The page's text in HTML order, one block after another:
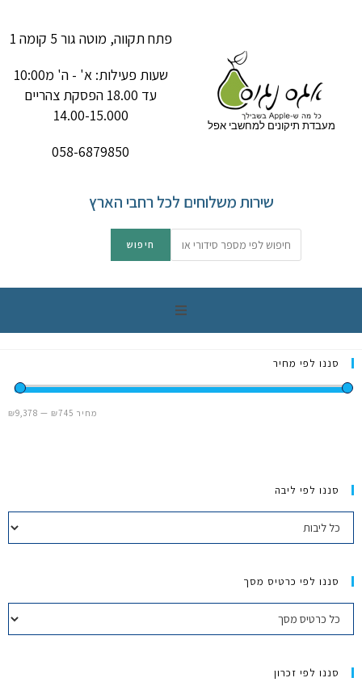
מעבדת תיקונים למחשבי אפל
פתח תקווה, מוטה גור 5 קומה 1
שעות פעילות: א' - ה' מ10:00
עד 18.00 הפסקת צהריים
14.00-15.000
058-6879850
שירות משלוחים לכל רחבי הארץ
מחשבי אפל
אביזרים לApple
חלקים למק | Apple
סננו לפי מחיר
מחיר ₪745
—
₪9,378
סננו לפי ליבה
סננו לפי כרטיס מסך
סננו לפי זכרון